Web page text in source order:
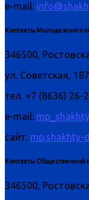
e-mail:
Контакты Молодежного
346500,
ул. Советская,
тел. +7 (8636) 26-
e-mail:
сайт: mp.shakhty-
Контакты Общественной
346500,